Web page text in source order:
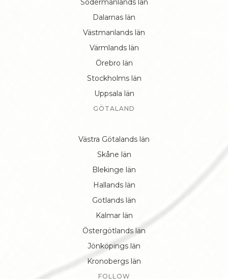
Södermanlands län
Dalarnas län
Västmanlands län
Värmlands län
Örebro län
Stockholms län
Uppsala län
GÖTALAND
Västra Götalands län
Skåne län
Blekinge län
Hallands län
Gotlands län
Kalmar län
Östergötlands län
Jönköpings län
Kronobergs län
FOLLOW